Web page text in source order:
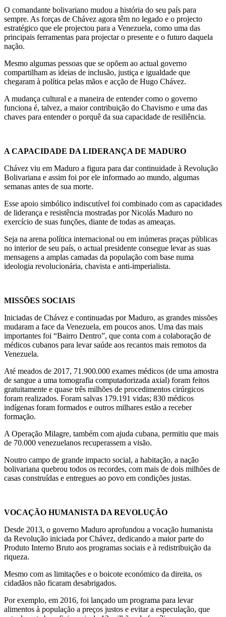
O comandante bolivariano mudou a história do seu país para
sempre. As forças de Chávez agora têm no legado e o projecto
estratégico que ele projectou para a Venezuela, como uma das
principais ferramentas para projectar o presente e o futuro daquela
nação.
Mesmo algumas pessoas que se opõem ao actual governo
compartilham as ideias de inclusão, justiça e igualdade que
chegaram à política pelas mãos e acção de Hugo Chávez.
A mudança cultural e a maneira de entender como o governo
funciona é, talvez, a maior contribuição do Chavismo e uma das
chaves para entender o porquê da sua capacidade de resiliência.
A CAPACIDADE DA LIDERANÇA DE MADURO
Chávez viu em Maduro a figura para dar continuidade à Revolução
Bolivariana e assim foi por ele informado ao mundo, algumas
semanas antes de sua morte.
Esse apoio simbólico indiscutível foi combinado com as capacidades
de liderança e resistência mostradas por Nicolás Maduro no
exercício de suas funções, diante de todas as ameaças.
Seja na arena política internacional ou em inúmeras praças públicas
no interior de seu país, o actual presidente consegue levar as suas
mensagens a amplas camadas da população com base numa
ideologia revolucionária, chavista e anti-imperialista.
MISSÕES SOCIAIS
Iniciadas de Chávez e continuadas por Maduro, as grandes missões
mudaram a face da Venezuela, em poucos anos. Uma das mais
importantes foi “Bairro Dentro”, que conta com a colaboração de
médicos cubanos para levar saúde aos recantos mais remotos da
Venezuela.
Até meados de 2017, 71.900.000 exames médicos (de uma amostra
de sangue a uma tomografia computadorizada axial) foram feitos
gratuitamente e quase três milhões de procedimentos cirúrgicos
foram realizados. Foram salvas 179.191 vidas; 830 médicos
indígenas foram formados e outros milhares estão a receber
formação.
A Operação Milagre, também com ajuda cubana, permitiu que mais
de 70.000 venezuelanos recuperassem a visão.
Noutro campo de grande impacto social, a habitação, a nação
bolivariana quebrou todos os recordes, com mais de dois milhões de
casas construídas e entregues ao povo em condições justas.
VOCAÇÃO HUMANISTA DA REVOLUÇÃO
Desde 2013, o governo Maduro aprofundou a vocação humanista
da Revolução iniciada por Chávez, dedicando a maior parte do
Produto Interno Bruto aos programas sociais e à redistribuição da
riqueza.
Mesmo com as limitações e o boicote económico da direita, os
cidadãos não ficaram desabrigados.
Por exemplo, em 2016, foi lançado um programa para levar
alimentos à população a preços justos e evitar a especulação, que